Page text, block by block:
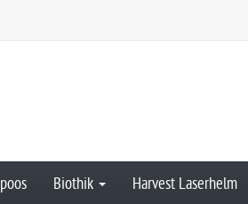
Biothik Harvest Laserhelm